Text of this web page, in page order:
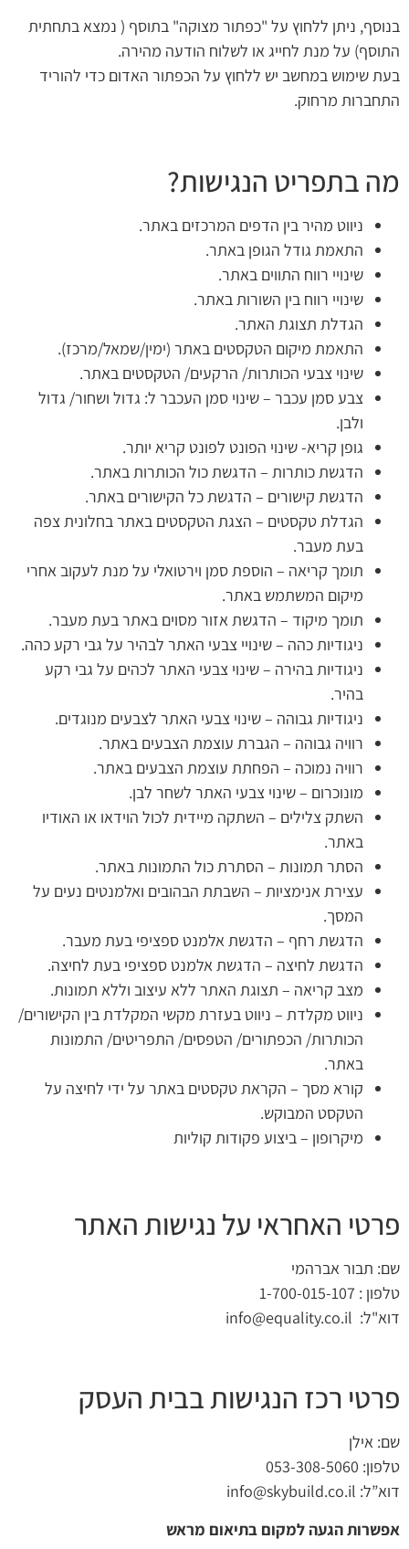
בנוסף, ניתן ללחוץ על "כפתור מצוקה" בתוסף ( נמצא בתחתית
התוסף) על מנת לחייג או לשלוח הודעה מהירה.
בעת שימוש במחשב יש ללחוץ על הכפתור האדום כדי להוריד
התחברות מרחוק.
מה בתפריט הנגישות?
ניווט מהיר בין הדפים המרכזים באתר.
התאמת גודל הגופן באתר.
שינויי רווח התווים באתר.
שינויי רווח בין השורות באתר.
הגדלת תצוגת האתר.
התאמת מיקום הטקסטים באתר (ימין/שמאל/מרכז).
שינוי צבעי הכותרות/ הרקעים/ הטקסטים באתר.
צבע סמן עכבר – שינוי סמן העכבר ל: גדול ושחור/ גדול
ולבן.
גופן קריא- שינוי הפונט לפונט קריא יותר.
הדגשת כותרות – הדגשת כול הכותרות באתר.
הדגשת קישורים – הדגשת כל הקישורים באתר.
הגדלת טקסטים – הצגת הטקסטים באתר בחלונית צפה
בעת מעבר.
תומך קריאה – הוספת סמן וירטואלי על מנת לעקוב אחרי
מיקום המשתמש באתר.
תומך מיקוד – הדגשת אזור מסוים באתר בעת מעבר.
ניגודיות כהה – שינויי צבעי האתר לבהיר על גבי רקע כהה.
ניגודיות בהירה – שינוי צבעי האתר לכהים על גבי רקע
בהיר.
ניגודיות גבוהה – שינוי צבעי האתר לצבעים מנוגדים.
רוויה גבוהה – הגברת עוצמת הצבעים באתר.
רוויה נמוכה – הפחתת עוצמת הצבעים באתר.
מונוכרום – שינוי צבעי האתר לשחר לבן.
השתק צלילים – השתקה מיידית לכול הוידאו או האודיו
באתר.
הסתר תמונות – הסתרת כול התמונות באתר.
עצירת אנימציות – השבתת הבהובים ואלמנטים נעים על
המסך.
הדגשת רחף – הדגשת אלמנט ספציפי בעת מעבר.
הדגשת לחיצה – הדגשת אלמנט ספציפי בעת לחיצה.
מצב קריאה – תצוגת האתר ללא עיצוב וללא תמונות.
ניווט מקלדת – ניווט בעזרת מקשי המקלדת בין הקישורים/
הכותרות/ הכפתורים/ הטפסים/ התפריטים/ התמונות
באתר.
קורא מסך – הקראת טקסטים באתר על ידי לחיצה על
הטקסט המבוקש.
מיקרופון – ביצוע פקודות קוליות
פרטי האחראי על נגישות האתר
שם: תבור אברהמי
טלפון : 1-700-015-107
דוא"ל: info@equality.co.il
פרטי רכז הנגישות בבית העסק
שם: אילן
טלפון: 053-308-5060
דוא”ל: info@skybuild.co.il
אפשרות הגעה למקום בתיאום מראש